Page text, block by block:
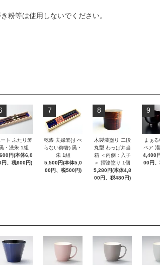
粉等は使用しないでください。
ト ふたり箸
・洗朱 1組
円(本体6,0
円、税600円)
7
乾漆 夫婦箸(すべ
らない御箸) 黒・
朱 1組
5,500円(本体5,0
00円、税500円)
8
木製漆塗り 二段
丸型 わっぱ弁当
箱 ＜内側：入子
＞ 摺漆塗り 1個
5,280円(本体4,8
00円、税480円)
9
まぁ
ペア
4,400
00円